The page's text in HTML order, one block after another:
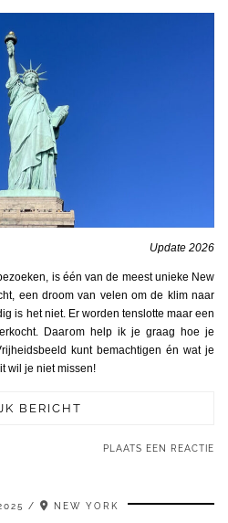
Update 2026
is één van de meest unieke New
een droom van velen om de klim naar
is het niet. Er worden tenslotte maar een
Daarom help ik je graag hoe je
kunt bemachtigen én wat je
wil je niet missen!
BERICHT
PLAATS EEN REACTIE
NEW YORK